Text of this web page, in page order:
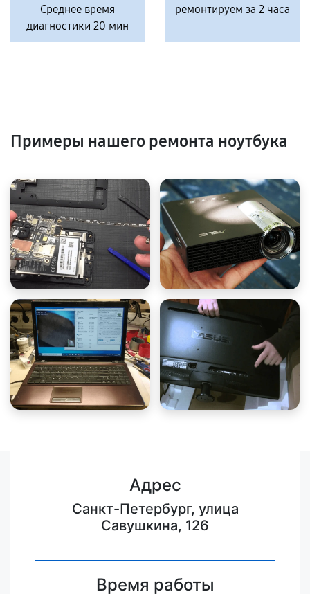
Среднее время
диагностики 20 мин
ремонтируем за 2 часа
Примеры нашего ремонта ноутбука
Адрес
Санкт-Петербург, улица
Савушкина, 126
Время работы